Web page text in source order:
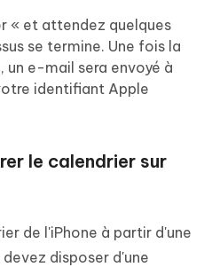
« et attendez quelques
se termine. Une fois la
e-mail sera envoyé à
identifiant Apple
le calendrier sur
de l'iPhone à partir d'une
disposer d'une